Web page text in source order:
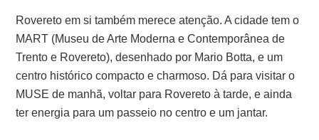
Rovereto em si também merece atenção. A cidade tem o
MART (Museu de Arte Moderna e Contemporânea de
Trento e Rovereto), desenhado por Mario Botta, e um
centro histórico compacto e charmoso. Dá para visitar o
MUSE de manhã, voltar para Rovereto à tarde, e ainda
ter energia para um passeio no centro e um jantar.